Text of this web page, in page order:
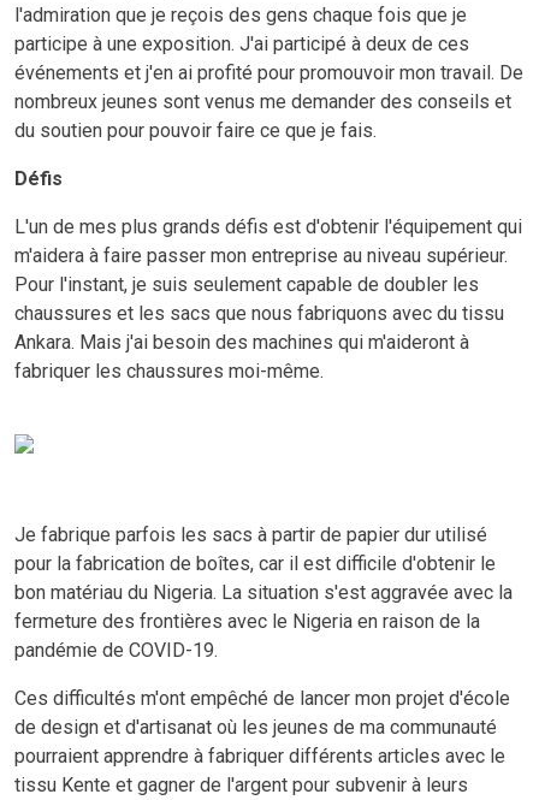
l'admiration que je reçois des gens chaque fois que je
participe à une exposition. J'ai participé à deux de ces
événements et j'en ai profité pour promouvoir mon travail. De
nombreux jeunes sont venus me demander des conseils et
du soutien pour pouvoir faire ce que je fais.
Défis
L'un de mes plus grands défis est d'obtenir l'équipement qui
m'aidera à faire passer mon entreprise au niveau supérieur.
Pour l'instant, je suis seulement capable de doubler les
chaussures et les sacs que nous fabriquons avec du tissu
Ankara. Mais j'ai besoin des machines qui m'aideront à
fabriquer les chaussures moi-même.
Je fabrique parfois les sacs à partir de papier dur utilisé
pour la fabrication de boîtes, car il est difficile d'obtenir le
bon matériau du Nigeria. La situation s'est aggravée avec la
fermeture des frontières avec le Nigeria en raison de la
pandémie de COVID-19.
Ces difficultés m'ont empêché de lancer mon projet d'école
de design et d'artisanat où les jeunes de ma communauté
pourraient apprendre à fabriquer différents articles avec le
tissu Kente et gagner de l'argent pour subvenir à leurs